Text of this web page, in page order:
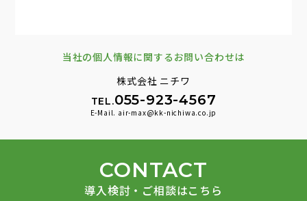
当社の個人情報に関するお問い合わせは
株式会社 ニチワ
TEL.055-923-4567
E-Mail. air-max@kk-nichiwa.co.jp
CONTACT
導入検討・ご相談はこちら